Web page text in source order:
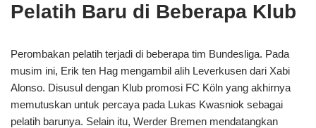
Pelatih Baru di Beberapa Klub
Perombakan pelatih terjadi di beberapa tim Bundesliga. Pada
musim ini, Erik ten Hag mengambil alih Leverkusen dari Xabi
Alonso. Disusul dengan Klub promosi FC Köln yang akhirnya
memutuskan untuk percaya pada Lukas Kwasniok sebagai
pelatih barunya. Selain itu, Werder Bremen mendatangkan